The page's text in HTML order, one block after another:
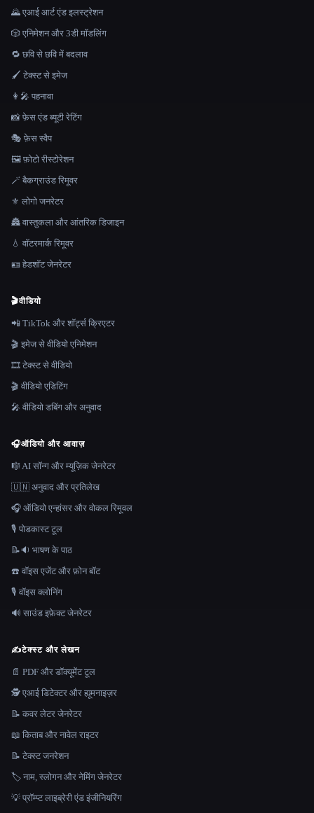
🌄 एआई आर्ट एंड इलस्ट्रेशन
🎲 एनिमेशन और 3डी मॉडलिंग
🔁 छवि से छवि में बदलाव
🖌️ टेक्स्ट से इमेज
👩‍🎤 पहनावा
📸 फ़ेस एंड ब्यूटी रेटिंग
🎭 फ़ेस स्वैप
🖼️ फ़ोटो रीस्टोरेशन
🪄 बैकग्राउंड रिमूवर
⚜️ लोगो जनरेटर
🏯 वास्तुकला और आंतरिक डिजाइन
💧 वॉटरमार्क रिमूवर
🪪 हेडशॉट जेनरेटर
🎬वीडियो
📲 TikTok और शॉर्ट्स क्रिएटर
🎬 इमेज से वीडियो एनिमेशन
🎞️ टेक्स्ट से वीडियो
🎬 वीडियो एडिटिंग
🎤 वीडियो डबिंग और अनुवाद
🎧ऑडियो और आवाज़
🎼 AI सॉन्ग और म्यूज़िक जेनरेटर
🇺🇳 अनुवाद और प्रतिलेख
🎧 ऑडियो एन्हांसर और वोकल रिमूवल
🎙️ पोडकास्ट टूल
📝🔉 भाषण के पाठ
☎️ वॉइस एजेंट और फ़ोन बॉट
🎙️ वॉइस क्लोनिंग
🔊 साउंड इफ़ेक्ट जेनरेटर
✍️टेक्स्ट और लेखन
📄 PDF और डॉक्यूमेंट टूल
🕵️ एआई डिटेक्टर और ह्यूमनाइज़र
📝 कवर लेटर जेनरेटर
📖 किताब और नावेल राइटर
📝 टेक्स्ट जनरेशन
🏷️ नाम, स्लोगन और नेमिंग जेनरेटर
💡 प्रॉम्प्ट लाइब्रेरी एंड इंजीनियरिंग